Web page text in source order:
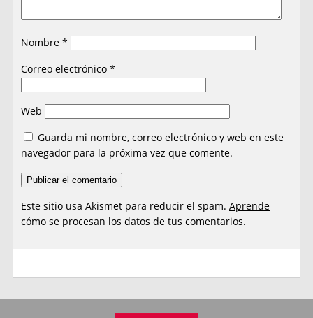
Nombre*
Correo electrónico*
Web
Guarda mi nombre, correo electrónico y web en este
navegador para la próxima vez que comente.
Este sitio usa Akismet para reducir el spam.Aprende
cómo se procesan los datos de tus comentarios.